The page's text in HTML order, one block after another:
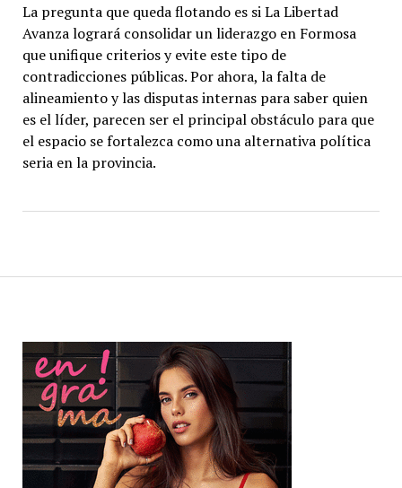
La pregunta que queda flotando es si La Libertad
Avanza logrará consolidar un liderazgo en Formosa
que unifique criterios y evite este tipo de
contradicciones públicas. Por ahora, la falta de
alineamiento y las disputas internas para saber quien
es el líder, parecen ser el principal obstáculo para que
el espacio se fortalezca como una alternativa política
seria en la provincia.